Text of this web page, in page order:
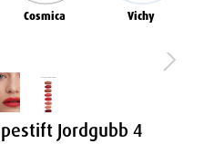
Cosmica Vichy
Jordgubb 4